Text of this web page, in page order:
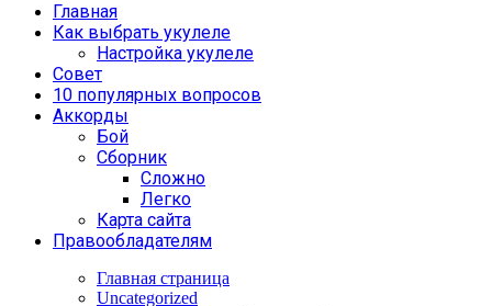
Главная
Как выбрать укулеле
Настройка укулеле
Совет
10 популярных вопросов
Аккорды
Бой
Сборник
Сложно
Легко
Карта сайта
Правообладателям
Главная страница
Uncategorized